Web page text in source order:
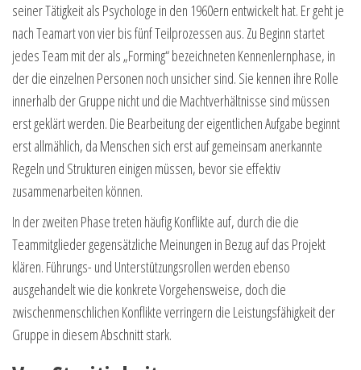
seiner Tätigkeit als Psychologe in den 1960ern entwickelt hat. Er geht je
nach Teamart von vier bis fünf Teilprozessen aus. Zu Beginn startet
jedes Team mit der als „Forming“ bezeichneten Kennenlernphase, in
der die einzelnen Personen noch unsicher sind. Sie kennen ihre Rolle
innerhalb der Gruppe nicht und die Machtverhältnisse sind müssen
erst geklärt werden. Die Bearbeitung der eigentlichen Aufgabe beginnt
erst allmählich, da Menschen sich erst auf gemeinsam anerkannte
Regeln und Strukturen einigen müssen, bevor sie effektiv
zusammenarbeiten können.
In der zweiten Phase treten häufig Konflikte auf, durch die die
Teammitglieder gegensätzliche Meinungen in Bezug auf das Projekt
klären. Führungs- und Unterstützungsrollen werden ebenso
ausgehandelt wie die konkrete Vorgehensweise, doch die
zwischenmenschlichen Konflikte verringern die Leistungsfähigkeit der
Gruppe in diesem Abschnitt stark.